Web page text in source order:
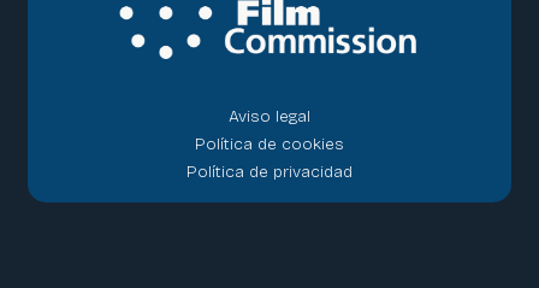
Aviso legal
Política de cookies
Política de privacidad